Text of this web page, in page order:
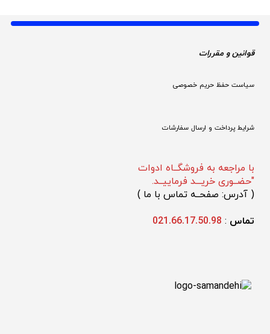
قوانین و مقررات
سیاست حفظ حریم خصوصی
شرایط پرداخت و ارسال سفارشات
با مراجعه به فروشگــاه ادوات
"حضــوری خریـــد فرماییــد.
( آدرس: صفحــه تماس با ما )
تماس :
021.66.17.50.98